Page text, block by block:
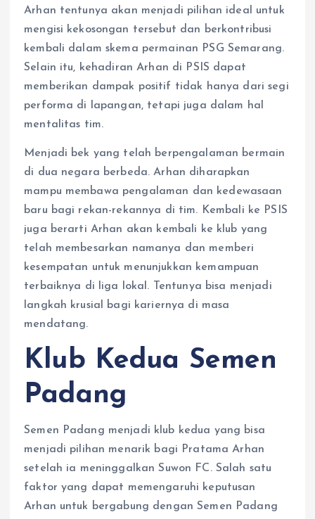
Arhan tentunya akan menjadi pilihan ideal untuk
mengisi kekosongan tersebut dan berkontribusi
kembali dalam skema permainan PSG Semarang.
Selain itu, kehadiran Arhan di PSIS dapat
memberikan dampak positif tidak hanya dari segi
performa di lapangan, tetapi juga dalam hal
mentalitas tim.
Menjadi bek yang telah berpengalaman bermain
di dua negara berbeda. Arhan diharapkan
mampu membawa pengalaman dan kedewasaan
baru bagi rekan-rekannya di tim. Kembali ke PSIS
juga berarti Arhan akan kembali ke klub yang
telah membesarkan namanya dan memberi
kesempatan untuk menunjukkan kemampuan
terbaiknya di liga lokal. Tentunya bisa menjadi
langkah krusial bagi kariernya di masa
mendatang.
Klub Kedua Semen
Padang
​Semen Padang menjadi klub kedua yang bisa
menjadi pilihan menarik bagi Pratama Arhan
setelah ia meninggalkan Suwon FC. Salah satu
faktor yang dapat memengaruhi keputusan
Arhan untuk bergabung dengan Semen Padang